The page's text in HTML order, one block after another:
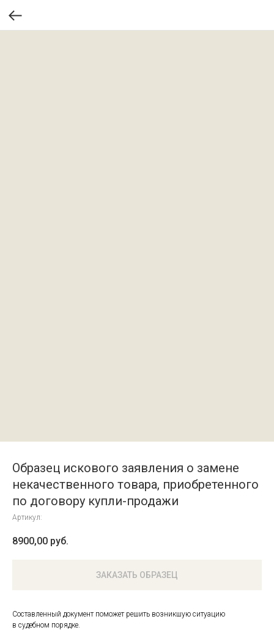
Образец искового заявления о замене
некачественного товара, приобретенного
по договору купли-продажи
Артикул:
8900,00 руб.
ЗАКАЗАТЬ ОБРАЗЕЦ
Составленный документ поможет решить возникшую ситуацию
в судебном порядке.